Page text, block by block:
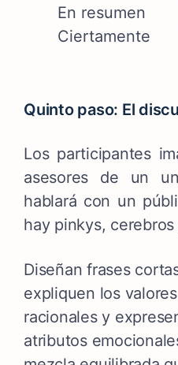
En resumen
Ciertamente
Quinto paso: El
Los participantes
asesores de un
hablará con un
hay pinkys,
Diseñan frases
expliquen los
racionales y
atributos